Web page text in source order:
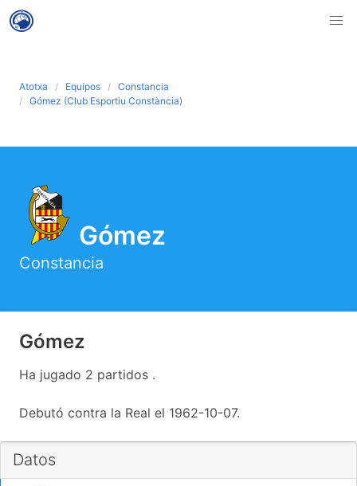
Atotxa Equipos
Constancia
Gómez (Club Esportiu Constància)
Gómez
Constancia
Gómez
Ha jugado 2 partidos .
Debutó contra la Real el 1962-10-07.
Datos